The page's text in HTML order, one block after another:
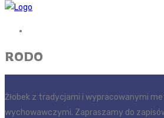
RODO
Żłobek z tradycjami i wypracowanymi
wychowawczymi. Zapraszamy do